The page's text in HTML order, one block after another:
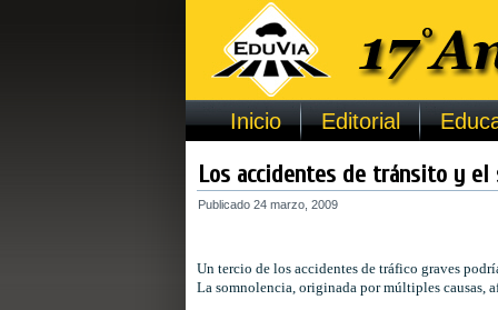
Inicio Editorial
Los accidentes de tránsito y el
Publicado 24 marzo, 2009
Un tercio de los accidentes de tráfico graves
La somnolencia, originada por múltiples causas,